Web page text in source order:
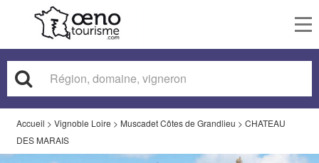
Accueil > Vignoble Loire > Muscadet Côtes de Grandlieu > CHATEAU
DES MARAIS